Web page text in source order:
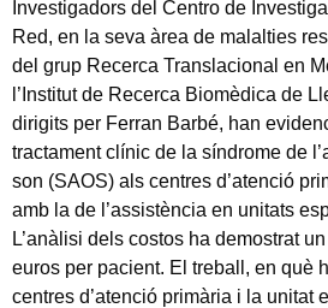
Investigadors del Centro de
Red, en la seva àrea de malalties
del grup Recerca Translacional en
l’Institut de Recerca Biomèdica de
dirigits per Ferran Barbé, han
tractament clínic de la síndrome de
son (SAOS) als centres d’atenció
amb la de l’assistència en unitats
L’anàlisi dels costos ha demostrat
euros per pacient. El treball, en què
centres d’atenció primària i la unitat